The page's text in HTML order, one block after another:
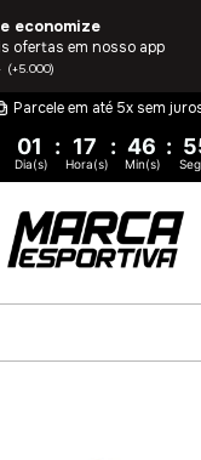
economize
ofertas em nosso app
(+5.000)
Parcele em até 5x sem
01 : 17 : 46 :
Dia(s) Hora(s) Min(s)